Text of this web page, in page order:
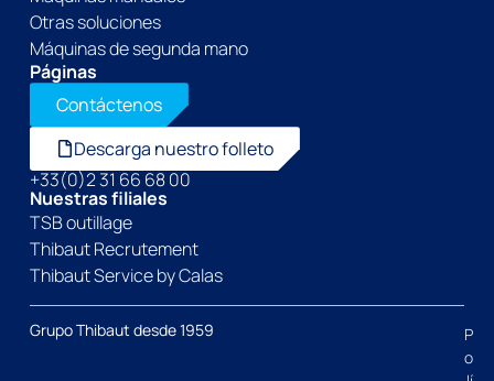
Otras soluciones
Máquinas de segunda mano
Páginas
Contáctenos
Descarga nuestro folleto
+33(0)2 31 66 68 00
Nuestras filiales
TSB outillage
Thibaut Recrutement
Thibaut Service by Calas
Grupo Thibaut desde 1959
P
o